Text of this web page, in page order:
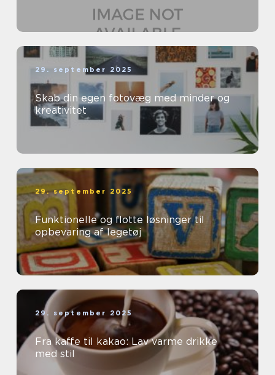
29. september 2025
Skab din egen fotovæg med minder og
kreativitet
29. september 2025
Funktionelle og flotte løsninger til
opbevaring af legetøj
29. september 2025
Fra kaffe til kakao: Lav varme drikke
med stil